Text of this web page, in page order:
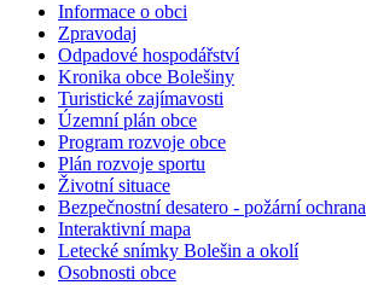
Informace o obci
Zpravodaj
Odpadové hospodářství
Kronika obce Bolešiny
Turistické zajímavosti
Územní plán obce
Program rozvoje obce
Plán rozvoje sportu
Životní situace
Bezpečnostní desatero - požární ochrana
Interaktivní mapa
Letecké snímky Bolešin a okolí
Osobnosti obce